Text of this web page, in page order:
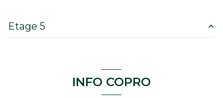
1 niveau(x)
Etage 5
INFO COPRO